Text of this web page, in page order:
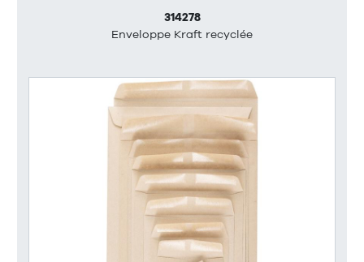
314278
Enveloppe Kraft recyclée